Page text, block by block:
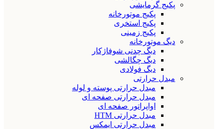
پکیج گرمایشی
پکیج موتورخانه
پکیج استخری
پکیج زمینی
دیگ موتورخانه
دیگ چدنی شوفاژکار
دیگ چگالشی
دیگ فولادی
مبدل حرارتی
مبدل حرارتی پوسته و لوله
مبدل حرارتی صفحه ای
اواپراتور صفحه ای
مبدل حرارتی HTM
مبدل حرارتی ایمکس